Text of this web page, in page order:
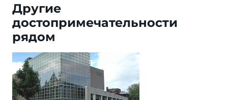
Другие
достопримечательности
рядом